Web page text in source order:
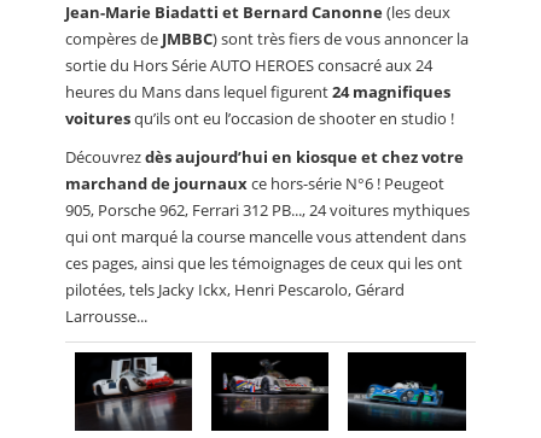
Jean-Marie Biadatti et Bernard Canonne(les deux
compères de JMBBC) sont très fiers de vous annoncer la
sortie du Hors Série AUTO HEROES consacré aux 24
heures du Mans dans lequel figurent24 magnifiques
voituresqu’ils ont eu l’occasion de shooter en studio !
Découvrezdès aujourd’hui en kiosque et chez votre
marchand de journauxce hors-série N°6 ! Peugeot
905, Porsche 962, Ferrari 312 PB..., 24 voitures mythiques
qui ont marqué la course mancelle vous attendent dans
ces pages, ainsi que les témoignages de ceux qui les ont
pilotées, tels Jacky Ickx, Henri Pescarolo, Gérard
Larrousse...